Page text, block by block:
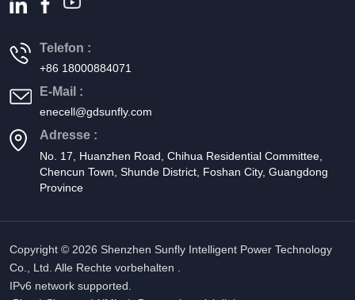
Telefon :
+86 18000884071
E-Mail :
enecell@gdsunfly.com
Adresse :
No. 17, Huanzhen Road, Chihua Residential Committee,
Chencun Town, Shunde District, Foshan City, Guangdong
Province
Copyright © 2026 Shenzhen Sunfly Intelligent Power Technology
Co., Ltd. Alle Rechte vorbehalten .
IPv6 network supported.